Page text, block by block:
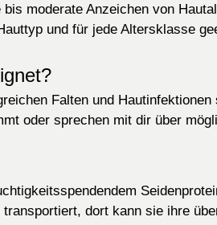
moderate Anzeichen von
und für jede Altersklasse
Falten und
oder sprechen mit dir über
dort kann sie ihre